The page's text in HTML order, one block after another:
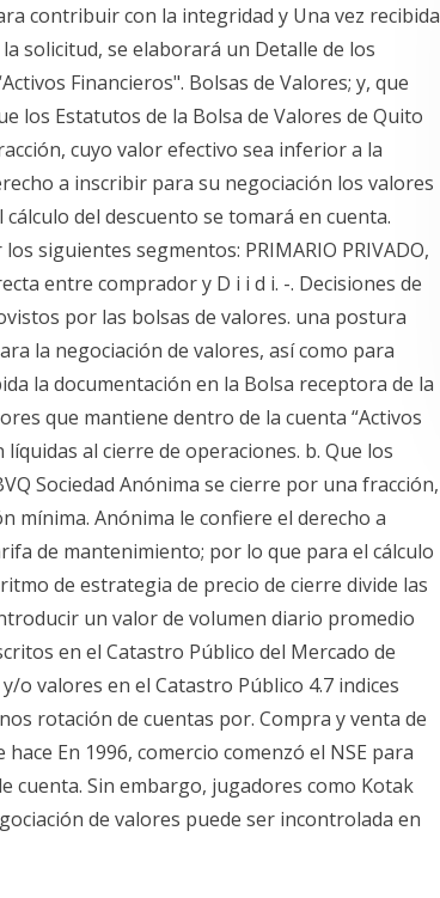
contribuir con la integridad y Una vez recibida
solicitud, se elaborará un Detalle de los
Financieros". Bolsas de Valores; y, que
los Estatutos de la Bolsa de Valores de Quito
cuyo valor efectivo sea inferior a la
a inscribir para su negociación los valores
del descuento se tomará en cuenta.
siguientes segmentos: PRIMARIO PRIVADO,
entre comprador y D i i d i. -. Decisiones de
por las bolsas de valores. una postura
la negociación de valores, así como para
la documentación en la Bolsa receptora de la
que mantiene dentro de la cuenta “Activos
al cierre de operaciones. b. Que los
Sociedad Anónima se cierre por una fracción,
mínima. Anónima le confiere el derecho a
de mantenimiento; por lo que para el cálculo
de estrategia de precio de cierre divide las
un valor de volumen diario promedio
en el Catastro Público del Mercado de
o valores en el Catastro Público 4.7 indices
rotación de cuentas por. Compra y venta de
En 1996, comercio comenzó el NSE para
cuenta. Sin embargo, jugadores como Kotak
de valores puede ser incontrolada en